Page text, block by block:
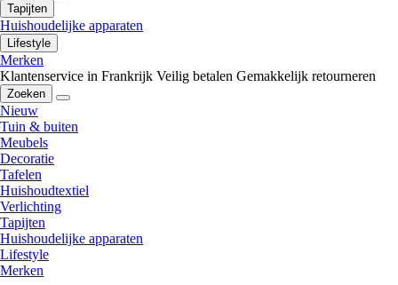
Tapijten
Huishoudelijke apparaten
Lifestyle
Merken
Klantenservice in Frankrijk Veilig betalen Gemakkelijk retourneren
Zoeken
Nieuw
Tuin & buiten
Meubels
Decoratie
Tafelen
Huishoudtextiel
Verlichting
Tapijten
Huishoudelijke apparaten
Lifestyle
Merken